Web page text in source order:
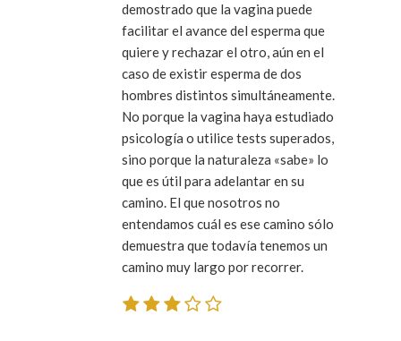
demostrado que la vagina puede
facilitar el avance del esperma que
quiere y rechazar el otro, aún en el
caso de existir esperma de dos
hombres distintos simultáneamente.
No porque la vagina haya estudiado
psicología o utilice tests superados,
sino porque la naturaleza «sabe» lo
que es útil para adelantar en su
camino. El que nosotros no
entendamos cuál es ese camino sólo
demuestra que todavía tenemos un
camino muy largo por recorrer.